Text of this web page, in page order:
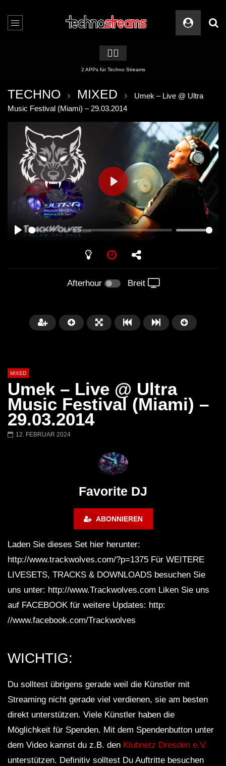
🏳️‍🌈
2 APPs für Techno Streams
TECHNO MIXED
Umek – Live @ Ultra
Music Festival (Miami) – 29.03.2014
PLAY
Afterhour Breit
MIXED
Umek – Live @ Ultra
Music Festival (Miami) –
29.03.2014
12. FEBRUAR 2024
Favorite DJ
ABONNIEREN
Laden Sie dieses Set hier herunter:
http://www.trackwolves.com/?p=1375 Für WEITERE
LIVESETS, TRACKS & DOWNLOADS besuchen Sie
uns unter: http://www.Trackwolves.com Liken Sie uns
auf FACEBOOK für weitere Updates: http:
//www.facebook.com/Trackwolves
WICHTIG:
Du solltest übrigens gerade weil die Künstler mit
Streaming nicht gerade viel verdienen, sie am besten
direkt unterstützen. Viele Künstler haben die
Möglichkeit für Spenden. Mit dem Spendenbutton unter
dem Video kannst du z.B. den Klubnetz Dresden e.V.
unterstützen. Definitiv solltest Du Auftritte besuchen